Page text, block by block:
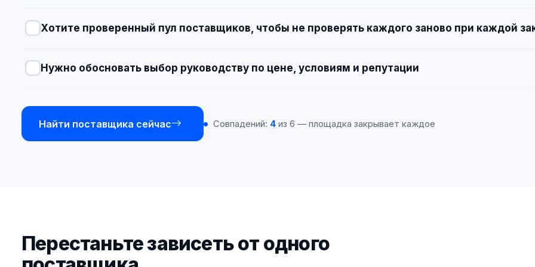
Хотите проверенный пул поставщиков, чтобы не проверять каждого заново при каждой
Нужно обосновать выбор руководству по цене, условиям и репутации
Найти поставщика сейчас Совпадений: 4 из 6 — площадка закрывает каждое
Перестаньте зависеть от одного